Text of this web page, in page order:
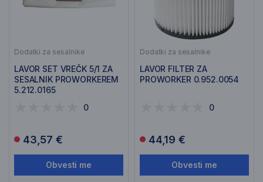
Dodatki za sesalnike
LAVOR SET VREČK 5/1 ZA
SESALNIK PROWORKEREM
5.212.0165
0
43,57 €
Obvesti me
Dodatki za sesalnike
LAVOR FILTER ZA
PROWORKER 0.952.0054
0
44,19 €
Obvesti me